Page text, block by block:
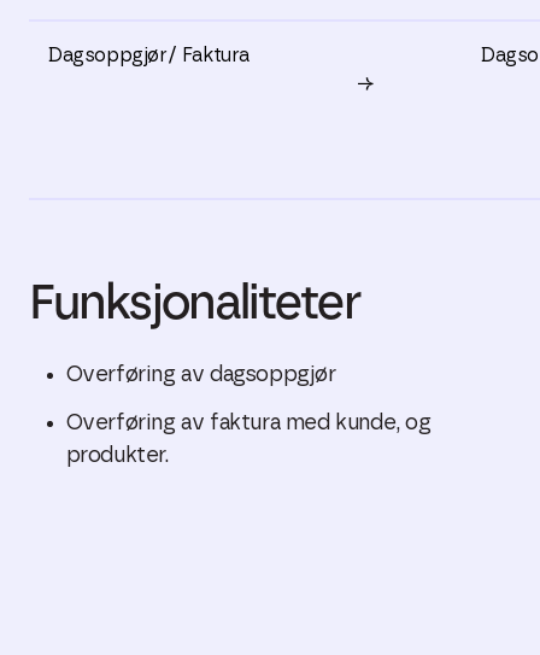
Dagsoppgjør/ Faktura
→
Funksjonaliteter
Overføring av dagsoppgjør
Overføring av faktura med kunde, og
produkter.